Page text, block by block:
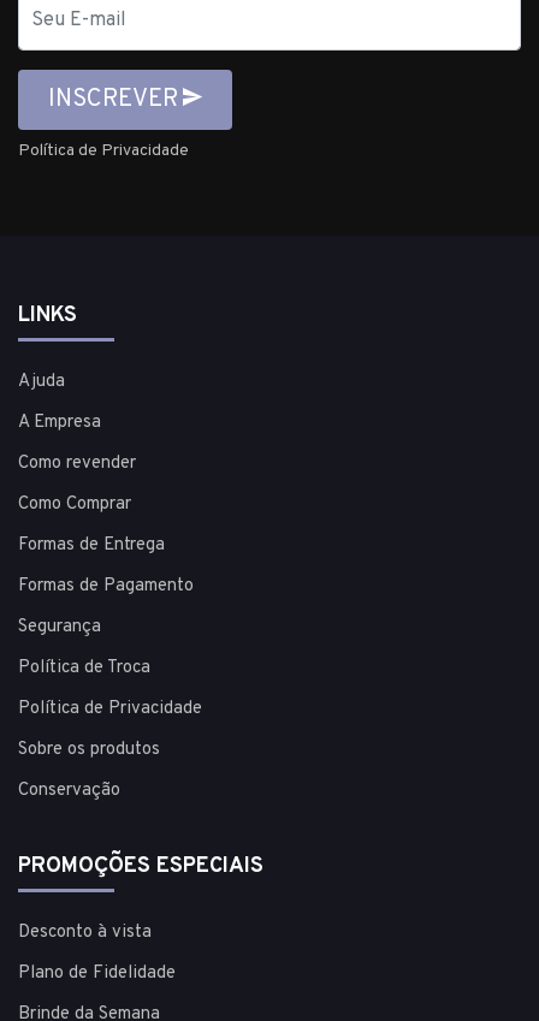
mail
INSCREVER
Política de Privacidade
LINKS
Ajuda
A Empresa
Como revender
Como Comprar
Formas de Entrega
Formas de Pagamento
Segurança
Política de Troca
Política de Privacidade
Sobre os produtos
Conservação
PROMOÇÕES ESPECIAIS
Desconto à vista
Plano de Fidelidade
Brinde da Semana